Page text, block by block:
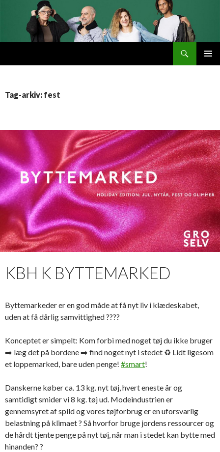
Tag-arkiv: fest
KBH K BYTTEMARKED
Byttemarkeder er en god måde at få nyt liv i klædeskabet,
uden at få dårlig samvittighed ????
Konceptet er simpelt: Kom forbi med noget tøj du ikke bruger
➡️ læg det på bordene ➡️ find noget nyt i stedet ♻️ Lidt ligesom
et loppemarked, bare uden penge! #smart!
Danskerne køber ca. 13 kg. nyt tøj, hvert eneste år og
samtidigt smider vi 8 kg. tøj ud. Modeindustrien er
gennemsyret af spild og vores tøjforbrug er en uforsvarlig
belastning på klimaet ? Så hvorfor bruge jordens ressourcer og
de hårdt tjente penge på nyt tøj, når man i stedet kan bytte med
hinanden? ?